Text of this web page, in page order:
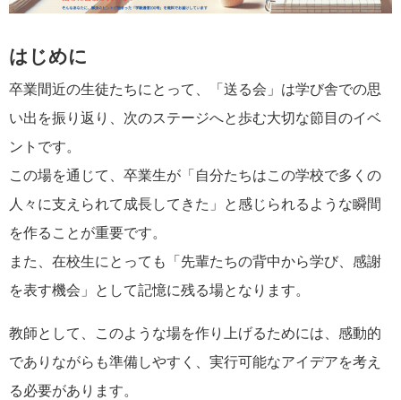
はじめに
卒業間近の生徒たちにとって、「送る会」は学び舎での思
い出を振り返り、次のステージへと歩む大切な節目のイベ
ントです。
この場を通じて、卒業生が「自分たちはこの学校で多くの
人々に支えられて成長してきた」と感じられるような瞬間
を作ることが重要です。
また、在校生にとっても「先輩たちの背中から学び、感謝
を表す機会」として記憶に残る場となります。
教師として、このような場を作り上げるためには、感動的
でありながらも準備しやすく、実行可能なアイデアを考え
る必要があります。